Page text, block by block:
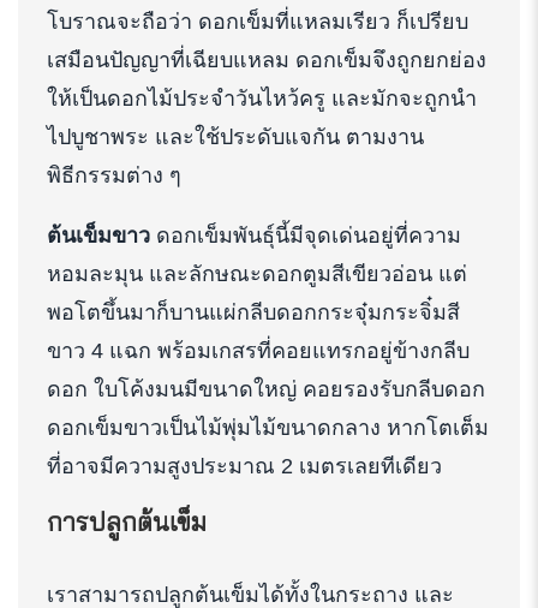
โบราณจะถือว่า ดอกเข็มที่แหลมเรียว ก็เปรียบ
เสมือนปัญญาที่เฉียบแหลม ดอกเข็มจึงถูกยกย่อง
ให้เป็นดอกไม้ประจำวันไหว้ครู และมักจะถูกนำ
ไปบูชาพระ และใช้ประดับแจกัน ตามงาน
พิธีกรรมต่าง ๆ
ต้นเข็มขาว ดอกเข็มพันธุ์นี้มีจุดเด่นอยู่ที่ความ
หอมละมุน และลักษณะดอกตูมสีเขียวอ่อน แต่
พอโตขึ้นมาก็บานแผ่กลีบดอกกระจุ๋มกระจิ๋มสี
ขาว 4 แฉก พร้อมเกสรที่คอยแทรกอยู่ข้างกลีบ
ดอก ใบโค้งมนมีขนาดใหญ่ คอยรองรับกลีบดอก
ดอกเข็มขาวเป็นไม้พุ่มไม้ขนาดกลาง หากโตเต็ม
ที่อาจมีความสูงประมาณ 2 เมตรเลยทีเดียว
การปลูกต้นเข็ม
เราสามารถปลูกต้นเข็มได้ทั้งในกระถาง และ